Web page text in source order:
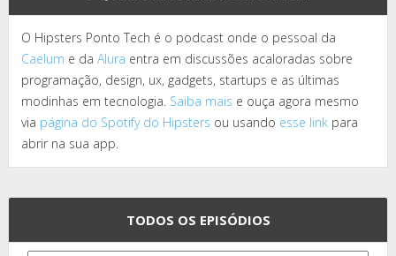
O Hipsters Ponto Tech é o podcast onde o pessoal da
Caelum e da Alura entra em discussões acaloradas sobre
programação, design, ux, gadgets, startups e as últimas
modinhas em tecnologia. Saiba mais e ouça agora mesmo
via página do Spotify do Hipsters ou usando esse link para
abrir na sua app.
TODOS OS EPISÓDIOS